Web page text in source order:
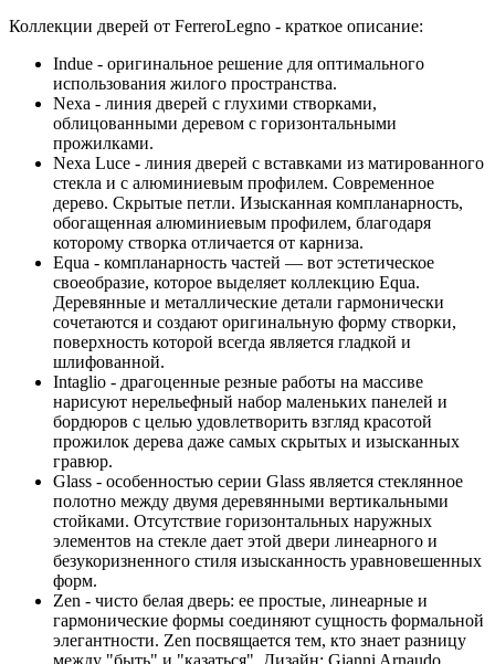
Коллекции дверей от FerreroLegno - краткое описание:
Indue - оригинальное решение для оптимального
использования жилого пространства.
Nexa - линия дверей с глухими створками,
облицованными деревом с горизонтальными
прожилками.
Nexa Luce - линия дверей с вставками из матированного
стекла и с алюминиевым профилем. Современное
дерево. Скрытые петли. Изысканная компланарность,
обогащенная алюминиевым профилем, благодаря
которому створка отличается от карниза.
Equa - компланарность частей — вот эстетическое
своеобразие, которое выделяет коллекцию Equa.
Деревянные и металлические детали гармонически
сочетаются и создают оригинальную форму створки,
поверхность которой всегда является гладкой и
шлифованной.
Intaglio - драгоценные резные работы на массиве
нарисуют нерельефный набор маленьких панелей и
бордюров с целью удовлетворить взгляд красотой
прожилок дерева даже самых скрытых и изысканных
гравюр.
Glass - особенностью серии Glass является стеклянное
полотно между двумя деревянными вертикальными
стойками. Отсутствие горизонтальных наружных
элементов на стекле дает этой двери линеарного и
безукоризненного стиля изысканность уравновешенных
форм.
Zen - чисто белая дверь: ее простые, линеарные и
гармонические формы соединяют сущность формальной
элегантности. Zen посвящается тем, кто знает разницу